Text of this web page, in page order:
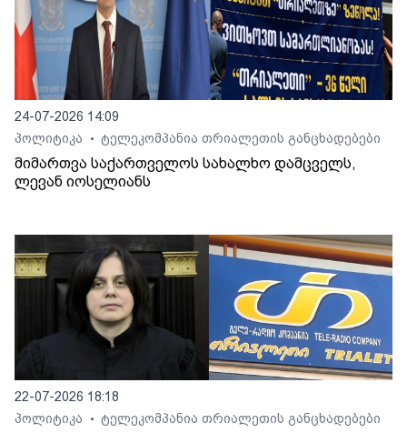
24-07-2026 14:09
პოლიტიკა
• ტელეკომპანია თრიალეთის განცხადებები
მიმართვა საქართველოს სახალხო დამცველს,
ლევან იოსელიანს
22-07-2026 18:18
პოლიტიკა
• ტელეკომპანია თრიალეთის განცხადებები